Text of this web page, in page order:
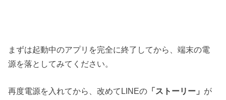
まずは起動中のアプリを完全に終了してから、端末の電
源を落としてみてください。
再度電源を入れてから、改めてLINEの 「ストーリー」 が